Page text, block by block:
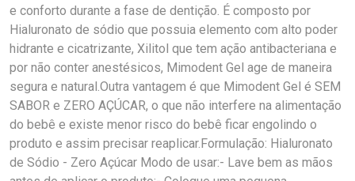
e conforto durante a fase de dentição. É composto por
Hialuronato de sódio que possuia elemento com alto poder
hidrante e cicatrizante, Xilitol que tem ação antibacteriana e
por não conter anestésicos, Mimodent Gel age de maneira
segura e natural.Outra vantagem é que Mimodent Gel é SEM
SABOR e ZERO AÇÚCAR, o que não interfere na alimentação
do bebê e existe menor risco do bebê ficar engolindo o
produto e assim precisar reaplicar.Formulação: Hialuronato
de Sódio - Zero Açúcar Modo de usar:- Lave bem as mãos